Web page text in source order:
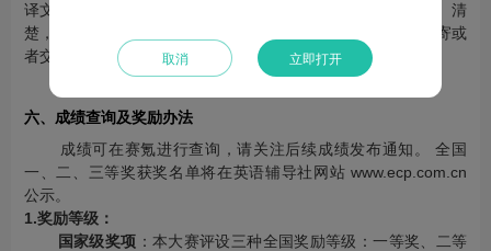
译文要求忠实原文、用词准确、表达完整、流畅；字迹工整、清
楚，书法、格式和标点符号将计入总分。要求全部用快递邮寄或
者交给本校负责人，可选填一名指导教师。
六、成绩查询及奖励办法
成绩可在赛氪进行查询，请关注后续成绩发布通知。 全国
一、二、三等奖获奖名单将在英语辅导社网站 www.ecp.com.cn
公示。
1.奖励等级：
国家级奖项 ：本大赛评设三种全国奖励等级：一等奖、二等
取消 立即打开